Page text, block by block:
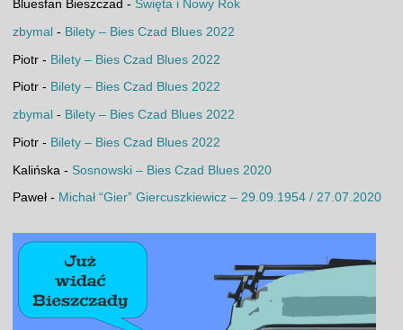
Bluesfan Bieszczad - Święta i Nowy Rok
zbymal - Bilety – Bies Czad Blues 2022
Piotr- Bilety – Bies Czad Blues 2022
Piotr- Bilety – Bies Czad Blues 2022
zbymal - Bilety – Bies Czad Blues 2022
Piotr- Bilety – Bies Czad Blues 2022
Kalińska - Sosnowski – Bies Czad Blues 2020
Paweł- Michał “Gier” Giercuszkiewicz – 29.09.1954 / 27.07.2020